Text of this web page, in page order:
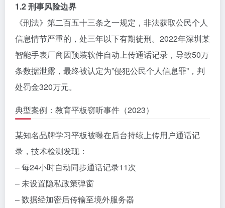
1.2 刑事风险边界
《刑法》第二百五十三条之一规定，非法获取公民个人
信息情节严重的，处三年以下有期徒刑。2022年深圳某
智能手表厂商因预装软件自动上传通话记录，导致50万
条数据泄露，最终被认定为”侵犯公民个人信息罪”，判
处罚金320万元。
典型案例：教育平板窃听事件（2023）
某知名品牌学习平板被曝在后台持续上传用户通话记
录，技术检测发现：
– 每24小时自动同步通话记录11次
– 未设置隐私政策弹窗
– 数据经加密后传输至境外服务器